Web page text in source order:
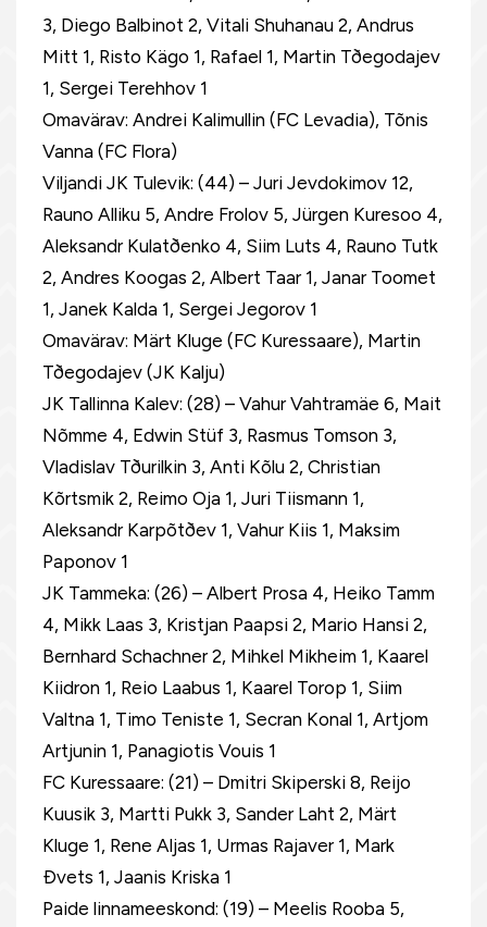
3, Diego Balbinot 2, Vitali Shuhanau 2, Andrus
Mitt 1, Risto Kägo 1, Rafael 1, Martin Tðegodajev
1, Sergei Terehhov 1
Omavärav: Andrei Kalimullin (FC Levadia), Tõnis
Vanna (FC Flora)
Viljandi JK Tulevik: (44) – Juri Jevdokimov 12,
Rauno Alliku 5, Andre Frolov 5, Jürgen Kuresoo 4,
Aleksandr Kulatðenko 4, Siim Luts 4, Rauno Tutk
2, Andres Koogas 2, Albert Taar 1, Janar Toomet
1, Janek Kalda 1, Sergei Jegorov 1
Omavärav: Märt Kluge (FC Kuressaare), Martin
Tðegodajev (JK Kalju)
JK Tallinna Kalev: (28) – Vahur Vahtramäe 6, Mait
Nõmme 4, Edwin Stüf 3, Rasmus Tomson 3,
Vladislav Tðurilkin 3, Anti Kõlu 2, Christian
Kõrtsmik 2, Reimo Oja 1, Juri Tiismann 1,
Aleksandr Karpõtðev 1, Vahur Kiis 1, Maksim
Paponov 1
JK Tammeka: (26) – Albert Prosa 4, Heiko Tamm
4, Mikk Laas 3, Kristjan Paapsi 2, Mario Hansi 2,
Bernhard Schachner 2, Mihkel Mikheim 1, Kaarel
Kiidron 1, Reio Laabus 1, Kaarel Torop 1, Siim
Valtna 1, Timo Teniste 1, Secran Konal 1, Artjom
Artjunin 1, Panagiotis Vouis 1
FC Kuressaare: (21) – Dmitri Skiperski 8, Reijo
Kuusik 3, Martti Pukk 3, Sander Laht 2, Märt
Kluge 1, Rene Aljas 1, Urmas Rajaver 1, Mark
Ðvets 1, Jaanis Kriska 1
Paide linnameeskond: (19) – Meelis Rooba 5,